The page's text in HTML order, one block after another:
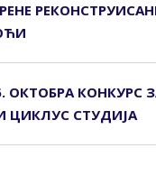
ОКТОБРА КОНКУРС
ЦИКЛУС СТУДИЈА